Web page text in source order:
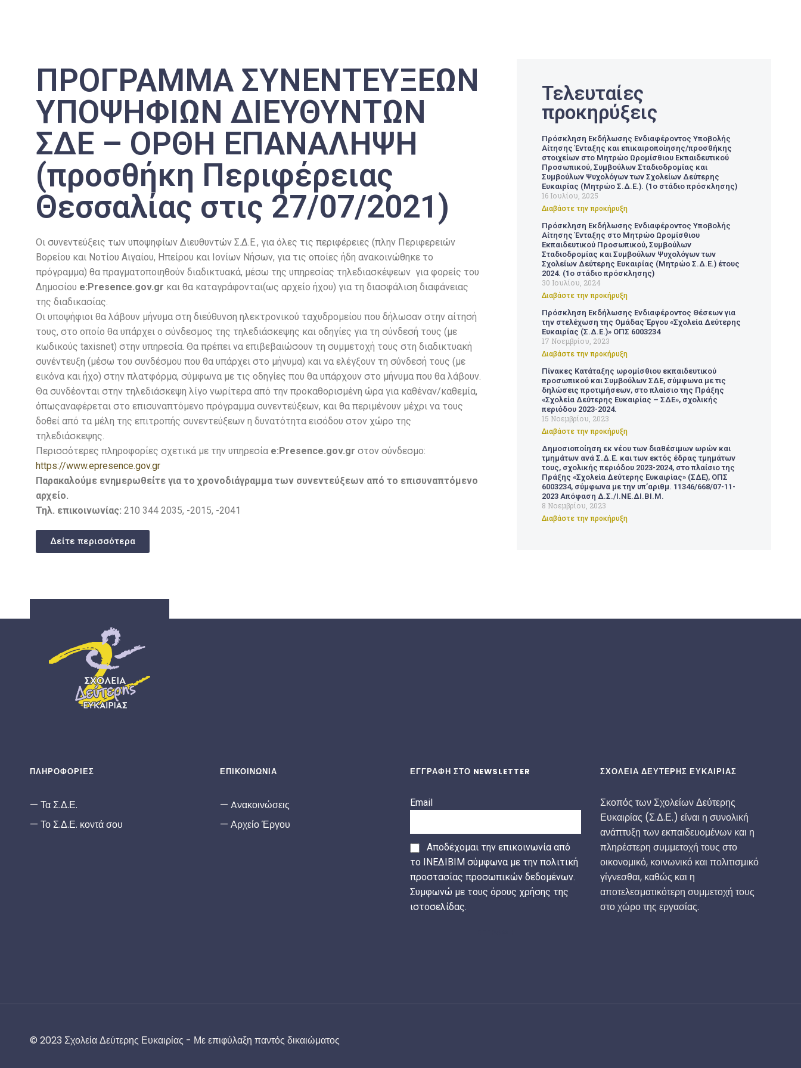
ΠΡΟΓΡΑΜΜΑ ΣΥΝΕΝΤΕΥΞΕΩΝ
ΥΠΟΨΗΦΙΩΝ ΔΙΕΥΘΥΝΤΩΝ
ΣΔΕ – ΟΡΘΗ ΕΠΑΝΑΛΗΨΗ
(προσθήκη Περιφέρειας
Θεσσαλίας στις 27/07/2021)
Οι συνεντεύξεις των υποψηφίων Διευθυντών Σ.Δ.Ε., για όλες τις περιφέρειες (πλην Περιφερειών
Βορείου και Νοτίου Αιγαίου, Ηπείρου και Ιονίων Νήσων, για τις οποίες ήδη ανακοινώθηκε το
πρόγραμμα) θα πραγματοποιηθούν διαδικτυακά, μέσω της υπηρεσίας τηλεδιασκέψεων για φορείς του
Δημοσίου e:Presence.gov.gr και θα καταγράφονται(ως αρχείο ήχου) για τη διασφάλιση διαφάνειας
της διαδικασίας.
Οι υποψήφιοι θα λάβουν μήνυμα στη διεύθυνση ηλεκτρονικού ταχυδρομείου που δήλωσαν στην αίτησή
τους, στο οποίο θα υπάρχει ο σύνδεσμος της τηλεδιάσκεψης και οδηγίες για τη σύνδεσή τους (με
κωδικούς taxisnet) στην υπηρεσία. Θα πρέπει να επιβεβαιώσουν τη συμμετοχή τους στη διαδικτυακή
συνέντευξη (μέσω του συνδέσμου που θα υπάρχει στο μήνυμα) και να ελέγξουν τη σύνδεσή τους (με
εικόνα και ήχο) στην πλατφόρμα, σύμφωνα με τις οδηγίες που θα υπάρχουν στο μήνυμα που θα λάβουν.
Θα συνδέονται στην τηλεδιάσκεψη λίγο νωρίτερα από την προκαθορισμένη ώρα για καθέναν/καθεμία,
όπωςαναφέρεται στο επισυναπτόμενο πρόγραμμα συνεντεύξεων, και θα περιμένουν μέχρι να τους
δοθεί από τα μέλη της επιτροπής συνεντεύξεων η δυνατότητα εισόδου στον χώρο της
τηλεδιάσκεψης.
Περισσότερες πληροφορίες σχετικά με την υπηρεσία e:Presence.gov.gr στον σύνδεσμο:
https://www.epresence.gov.gr
Παρακαλούμε ενημερωθείτε για το χρονοδιάγραμμα των συνεντεύξεων από το επισυναπτόμενο
αρχείο.
Τηλ. επικοινωνίας: 210 344 2035, -2015, -2041
Δείτε περισσότερα
Τελευταίες
προκηρύξεις
Πρόσκληση Εκδήλωσης Ενδιαφέροντος Υποβολής
Αίτησης Ένταξης και επικαιροποίησης/προσθήκης
στοιχείων στο Μητρώο Ωρομίσθιου Εκπαιδευτικού
Προσωπικού, Συμβούλων Σταδιοδρομίας και
Συμβούλων Ψυχολόγων των Σχολείων Δεύτερης
Ευκαιρίας (Μητρώο Σ.Δ.Ε.). (1ο στάδιο πρόσκλησης)
16 Ιουλίου, 2025
Διαβάστε την προκήρυξη
Πρόσκληση Εκδήλωσης Ενδιαφέροντος Υποβολής
Αίτησης Ένταξης στο Μητρώο Ωρομίσθιου
Εκπαιδευτικού Προσωπικού, Συμβούλων
Σταδιοδρομίας και Συμβούλων Ψυχολόγων των
Σχολείων Δεύτερης Ευκαιρίας (Μητρώο Σ.Δ.Ε.) έτους
2024. (1ο στάδιο πρόσκλησης)
30 Ιουλίου, 2024
Διαβάστε την προκήρυξη
Πρόσκληση Εκδήλωσης Ενδιαφέροντος Θέσεων για
την στελέχωση της Ομάδας Έργου «Σχολεία Δεύτερης
Ευκαιρίας (Σ.Δ.Ε.)» ΟΠΣ 6003234
17 Νοεμβρίου, 2023
Διαβάστε την προκήρυξη
Πίνακες Κατάταξης ωρομίσθιου εκπαιδευτικού
προσωπικού και Συμβούλων ΣΔΕ, σύμφωνα με τις
δηλώσεις προτιμήσεων, στο πλαίσιο της Πράξης
«Σχολεία Δεύτερης Ευκαιρίας – ΣΔΕ», σχολικής
περιόδου 2023-2024.
15 Νοεμβρίου, 2023
Διαβάστε την προκήρυξη
Δημοσιοποίηση εκ νέου των διαθέσιμων ωρών και
τμημάτων ανά Σ.Δ.Ε. και των εκτός έδρας τμημάτων
τους, σχολικής περιόδου 2023-2024, στο πλαίσιο της
Πράξης «Σχολεία Δεύτερης Ευκαιρίας» (ΣΔΕ), ΟΠΣ
6003234, σύμφωνα με την υπ’αριθμ. 11346/668/07-11-
2023 Απόφαση Δ.Σ./Ι.ΝΕ.ΔΙ.ΒΙ.Μ.
8 Νοεμβρίου, 2023
Διαβάστε την προκήρυξη
ΣΧΟΛΕΊΑ ΔΕΎΤΕΡΗΣ ΕΥΚΑΙΡΊΑΣ
ΠΛΗΡΟΦΟΡΙΕΣ
Τα Σ.Δ.Ε.
Το Σ.Δ.Ε. κοντά σου
ΕΠΙΚΟΙΝΩΝΙΑ
Aνακοινώσεις
Αρχείο Έργου
ΕΓΓΡΑΦΗ ΣΤΟ NEWSLETTER
Email
Αποδέχομαι την επικοινωνία από
το ΙΝΕΔΙΒΙΜ σύμφωνα με την πολιτική
προστασίας προσωπικών δεδομένων.
Συμφωνώ με τους όρους χρήσης της
ιστοσελίδας.
ΣΧΟΛΕΙΑ ΔΕΥΤΕΡΗΣ ΕΥΚΑΙΡΙΑΣ
Σκοπός των Σχολείων Δεύτερης
Ευκαιρίας (Σ.Δ.Ε.) είναι η συνολική
ανάπτυξη των εκπαιδευομένων και η
πληρέστερη συμμετοχή τους στο
οικονομικό, κοινωνικό και πολιτισμικό
γίγνεσθαι, καθώς και η
αποτελεσματικότερη συμμετοχή τους
στο χώρο της εργασίας.
© 2023 Σχολεία Δεύτερης Ευκαιρίας - Με επιφύλαξη παντός δικαιώματος